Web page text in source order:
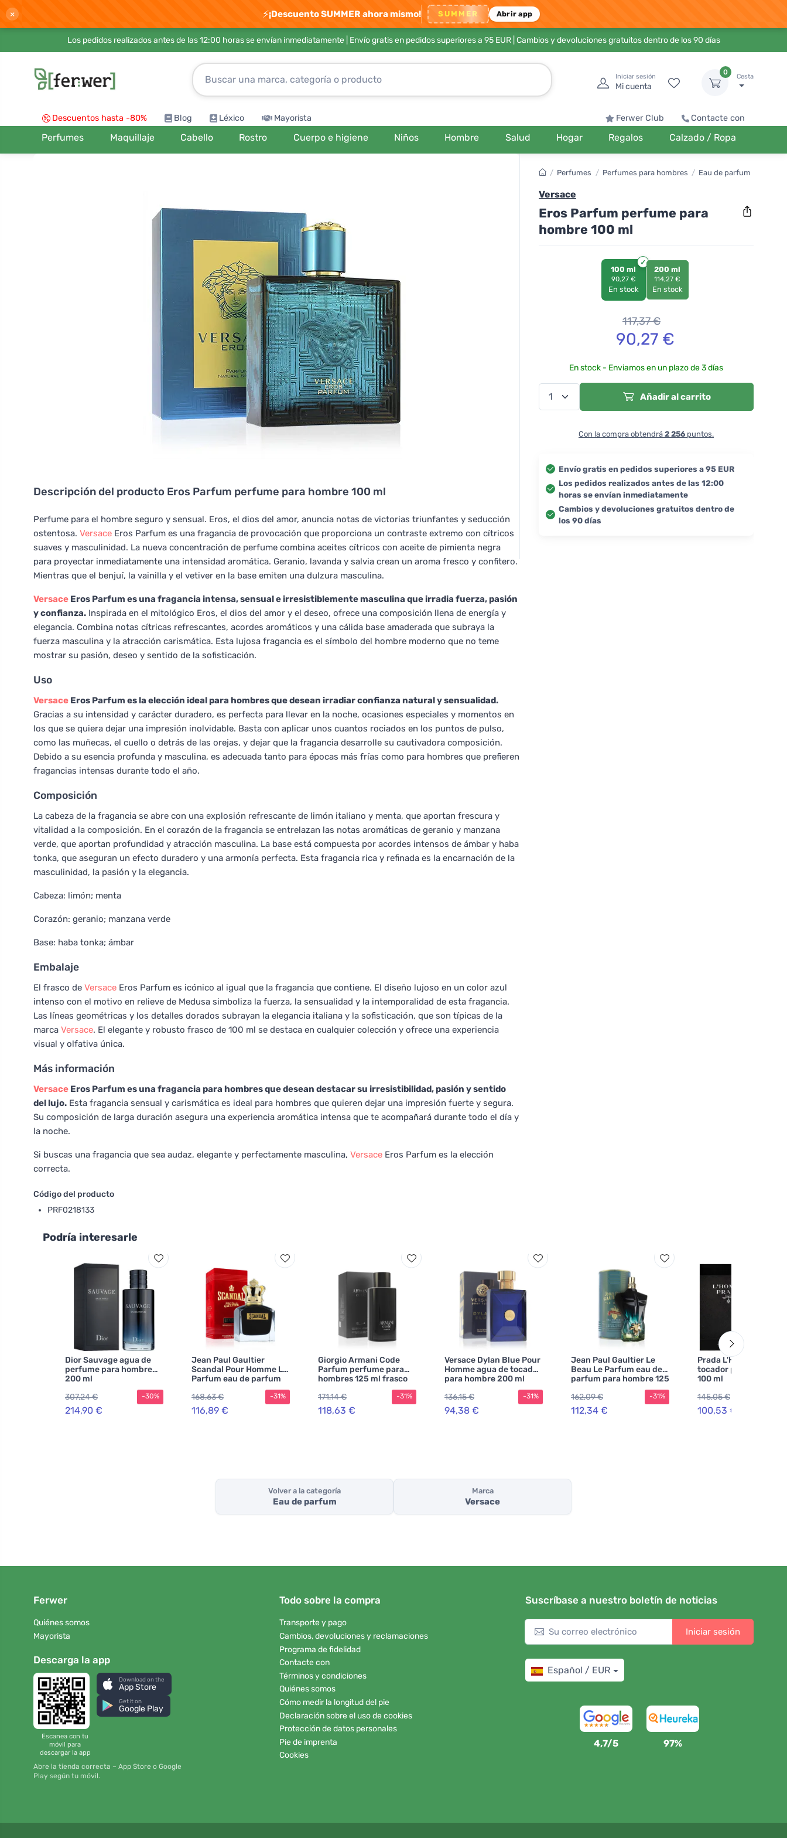
× ⚡¡Descuento SUMMER ahora mismo! SUMMER Abrir app
Los pedidos realizados antes de las 12:00 horas se envían inmediatamente | Envío gratis en pedidos superiores a 95 EUR| Cambios y devoluciones gratuitos dentro de los 90 días
Iniciar sesión
Mi cuenta
0
Cesta
Descuentos hasta -80% Blog Léxico Mayorista Ferwer Club Contacte con
Perfumes Maquillaje Cabello Rostro Cuerpo e higiene Niños Hombre Salud Hogar Regalos Calzado / Ropa
Descripción del producto Eros Parfum perfume para hombre 100 ml
Perfume para el hombre seguro y sensual. Eros, el dios del amor, anuncia notas de victorias triunfantes y seducción
ostentosa. Versace Eros Parfum es una fragancia de provocación que proporciona un contraste extremo con cítricos
suaves y masculinidad. La nueva concentración de perfume combina aceites cítricos con aceite de pimienta negra
para proyectar inmediatamente una intensidad aromática. Geranio, lavanda y salvia crean un aroma fresco y confitero.
Mientras que el benjuí, la vainilla y el vetiver en la base emiten una dulzura masculina.
Versace Eros Parfum es una fragancia intensa, sensual e irresistiblemente masculina que irradia fuerza, pasión
y confianza. Inspirada en el mitológico Eros, el dios del amor y el deseo, ofrece una composición llena de energía y
elegancia. Combina notas cítricas refrescantes, acordes aromáticos y una cálida base amaderada que subraya la
fuerza masculina y la atracción carismática. Esta lujosa fragancia es el símbolo del hombre moderno que no teme
mostrar su pasión, deseo y sentido de la sofisticación.
Uso
Versace Eros Parfum es la elección ideal para hombres que desean irradiar confianza natural y sensualidad.
Gracias a su intensidad y carácter duradero, es perfecta para llevar en la noche, ocasiones especiales y momentos en
los que se quiera dejar una impresión inolvidable. Basta con aplicar unos cuantos rociados en los puntos de pulso,
como las muñecas, el cuello o detrás de las orejas, y dejar que la fragancia desarrolle su cautivadora composición.
Debido a su esencia profunda y masculina, es adecuada tanto para épocas más frías como para hombres que prefieren
fragancias intensas durante todo el año.
Composición
La cabeza de la fragancia se abre con una explosión refrescante de limón italiano y menta, que aportan frescura y
vitalidad a la composición. En el corazón de la fragancia se entrelazan las notas aromáticas de geranio y manzana
verde, que aportan profundidad y atracción masculina. La base está compuesta por acordes intensos de ámbar y haba
tonka, que aseguran un efecto duradero y una armonía perfecta. Esta fragancia rica y refinada es la encarnación de la
masculinidad, la pasión y la elegancia.
Cabeza: limón; menta
Corazón: geranio; manzana verde
Base: haba tonka; ámbar
Embalaje
El frasco de Versace Eros Parfum es icónico al igual que la fragancia que contiene. El diseño lujoso en un color azul
intenso con el motivo en relieve de Medusa simboliza la fuerza, la sensualidad y la intemporalidad de esta fragancia.
Las líneas geométricas y los detalles dorados subrayan la elegancia italiana y la sofisticación, que son típicas de la
marca Versace. El elegante y robusto frasco de 100 ml se destaca en cualquier colección y ofrece una experiencia
visual y olfativa única.
Más información
Versace Eros Parfum es una fragancia para hombres que desean destacar su irresistibilidad, pasión y sentido
del lujo. Esta fragancia sensual y carismática es ideal para hombres que quieren dejar una impresión fuerte y segura.
Su composición de larga duración asegura una experiencia aromática intensa que te acompañará durante todo el día y
la noche.
Si buscas una fragancia que sea audaz, elegante y perfectamente masculina, Versace Eros Parfum es la elección
correcta.
Código del producto
PRF0218133
/ Perfumes / Perfumes para hombres / Eau de parfum
Versace
Eros Parfum perfume para
hombre 100 ml
100 ml
90,27 €
En stock
200 ml
114,27 €
En stock
117,37€
90,27€
En stock - Enviamos en un plazo de 3 días
Añadir al carrito
Con la compra obtendrá 2 256 puntos.
Envío gratis en pedidos superiores a 95 EUR
Los pedidos realizados antes de las 12:00
horas se envían inmediatamente
Cambios y devoluciones gratuitos dentro de
los 90 días
Podría interesarle
Dior Sauvage agua de
perfume para hombre
200 ml
307,24 €
214,90 €
-30%
Jean Paul Gaultier
Scandal Pour Homme Le
Parfum eau de parfum
para hombres 100 ml
168,63 €
116,89 €
-31%
Giorgio Armani Code
Parfum perfume para
hombres 125 ml frasco
171,14 €
118,63 €
-31%
Versace Dylan Blue Pour
Homme agua de tocador
para hombre 200 ml
136,15 €
94,38 €
-31%
Jean Paul Gaultier Le
Beau Le Parfum eau de
parfum para hombre 125
162,09 €
112,34 €
-31%
Prada L'Homme agua
tocador para hombre
100 ml
145,05 €
100,53 €
Volver a la categoría
Eau de parfum
Marca
Versace
Ferwer
Quiénes somos
Mayorista
Descarga la app
Escanea con tu
móvil para
descargar la app
Download on the
App Store
Get it on
Google Play
Abre la tienda correcta – App Store o Google
Play según tu móvil.
Todo sobre la compra
Transporte y pago
Cambios, devoluciones y reclamaciones
Programa de fidelidad
Contacte con
Términos y condiciones
Quiénes somos
Cómo medir la longitud del pie
Declaración sobre el uso de cookies
Protección de datos personales
Pie de imprenta
Cookies
Suscríbase a nuestro boletín de noticias
Iniciar sesión
Español / EUR
4,7/5 97%